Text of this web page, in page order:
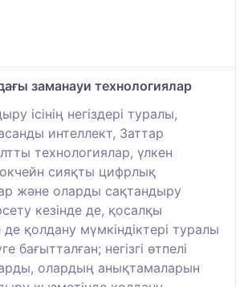
заманауи технологиялар
ісінің негіздері туралы,
интеллект, Заттар
технологиялар, үлкен
сияқты цифрлық
және оларды сақтандыру
кезінде де, қосалқы
қолдану мүмкіндіктері туралы
бағытталған; негізгі өтпелі
олардың анықтамаларын